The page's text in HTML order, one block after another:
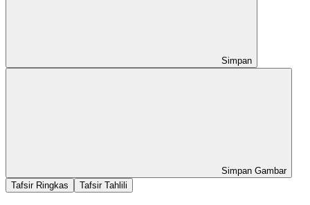
Simpan
Simpan Gambar
Tafsir Ringkas
Tafsir Tahlili